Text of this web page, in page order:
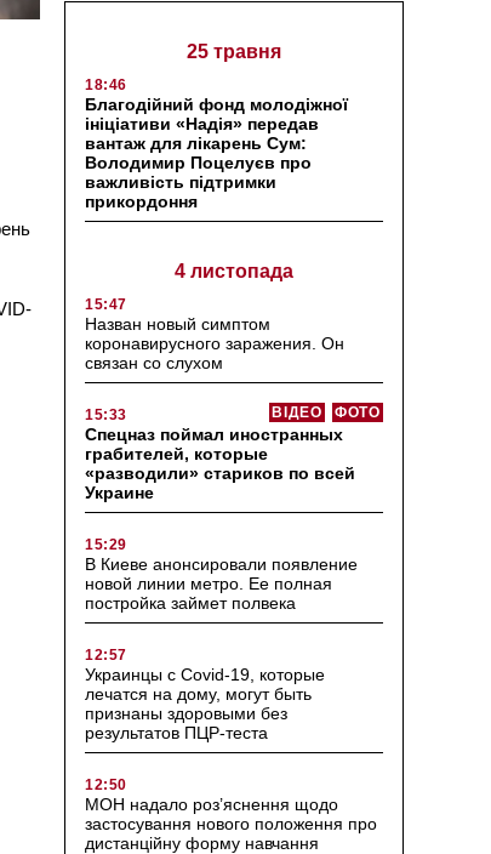
25 травня
18:46
Благодійний фонд молодіжної
ініціативи «Надія» передав
вантаж для лікарень Сум:
Володимир Поцелуєв про
важливість підтримки
прикордоння
4 листопада
15:47
Назван новый симптом
коронавирусного заражения. Он
связан со слухом
15:33 ФОТО
ВІДЕО
Спецназ поймал иностранных
грабителей, которые
«разводили» стариков по всей
Украине
15:29
В Киеве анонсировали появление
новой линии метро. Ее полная
постройка займет полвека
12:57
Украинцы с Covid-19, которые
лечатся на дому, могут быть
признаны здоровыми без
результатов ПЦР-теста
12:50
МОН надало роз’яснення щодо
застосування нового положення про
дистанційну форму навчання